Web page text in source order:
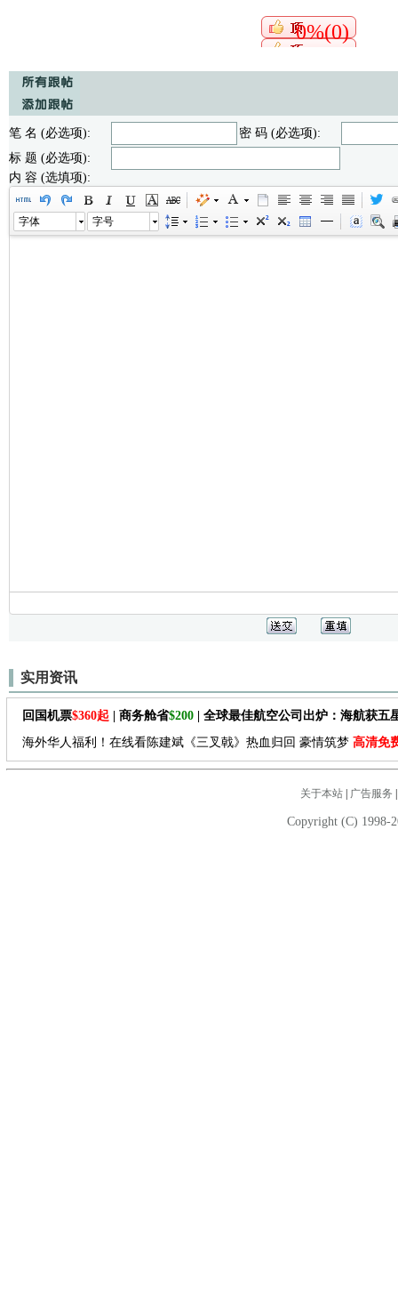
0%(0)
笔 名 (必选项):
密 码 (必选项):
标 题 (必选项):
内 容 (选填项):
字体 字号
实用资讯
回国机票$360起 | 商务舱省$200 | 全球最佳航空公司出炉：海航获五
海外华人福利！在线看陈建斌《三叉戟》热血归回 豪情筑梦 高清免
关于本站| 广告服务
Copyright (C) 1998-